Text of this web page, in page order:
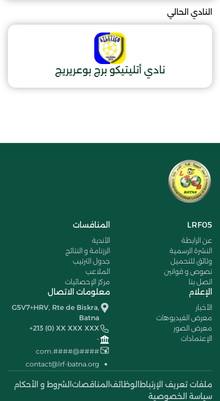
النادي الحالي
نادي أتليتيكو برج بوعريريج
LRF05
عن الرابطة
النشرة الرسمية
وثائق للتحميل
نصوص و قوانين
اتصل بنا
المنافسات
الأندية
الرزنامة و النتائج
جدول الترتيب
الملاعب
مركز الإحصائيات
الإعلام
الأخبار
معرض الفيديوهات
معرض الصور
الإعتمادات
معلومات الاتصال
G5V7+HRV, Rte de Biskra,
Batna
+213 (0) XX XXX XXX
-
####@####.com
contact@lrf-batna.org
ملفات تعريف الإرتباط الوظائف المناقصات الشروط و الأحكام
سياسة الخصوصية